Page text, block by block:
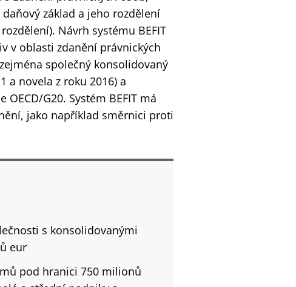
základ a jeho rozdělení
Návrh systému BEFIT
v oblasti zdanění právnických
společný konsolidovaný
a novela z roku 2016) a
G20. Systém BEFIT má
jako například směrnici proti
s konsolidovanými
eur
pod hranici 750 milionů